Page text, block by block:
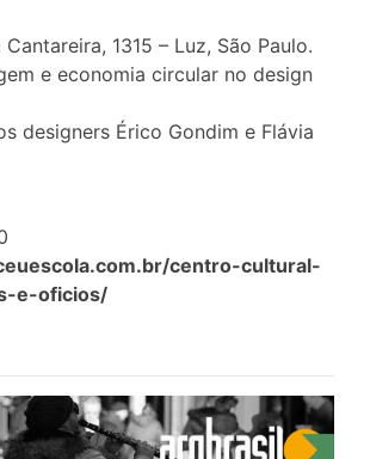
Cantareira, 1315 – Luz, São Paulo.
e economia circular no design
designers Érico Gondim e Flávia
centro-cultural-
e-oficios/